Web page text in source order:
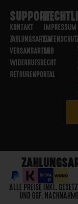
SUPPORT
KONTAKT
ZAHLUNGSARTEN
VERSANDARTEN
WIDERRUFSRECHT
RETOURENPORTAL
IMPRESSUM
AGB
ALLE PREISE INKL.
UND GGF.